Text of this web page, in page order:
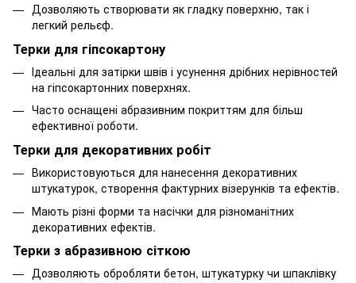
Дозволяють створювати як гладку поверхню, так і
легкий рельєф.
Терки для гіпсокартону
Ідеальні для затірки швів і усунення дрібних нерівностей
на гіпсокартонних поверхнях.
Часто оснащені абразивним покриттям для більш
ефективної роботи.
Терки для декоративних робіт
Використовуються для нанесення декоративних
штукатурок, створення фактурних візерунків та ефектів.
Мають різні форми та насічки для різноманітних
декоративних ефектів.
Терки з абразивною сіткою
Дозволяють обробляти бетон, штукатурку чи шпаклівку